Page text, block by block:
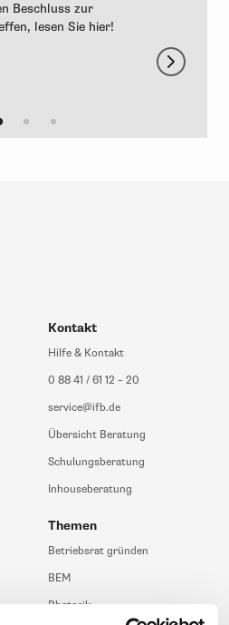
Beschluss zur
lesen Sie hier!
Kontakt
Hilfe & Kontakt
0 88 41 / 61 12 – 20
service@ifb.de
Übersicht Beratung
Schulungsberatung
Inhouseberatung
Themen
Betriebsrat gründen
BEM
Rhetorik